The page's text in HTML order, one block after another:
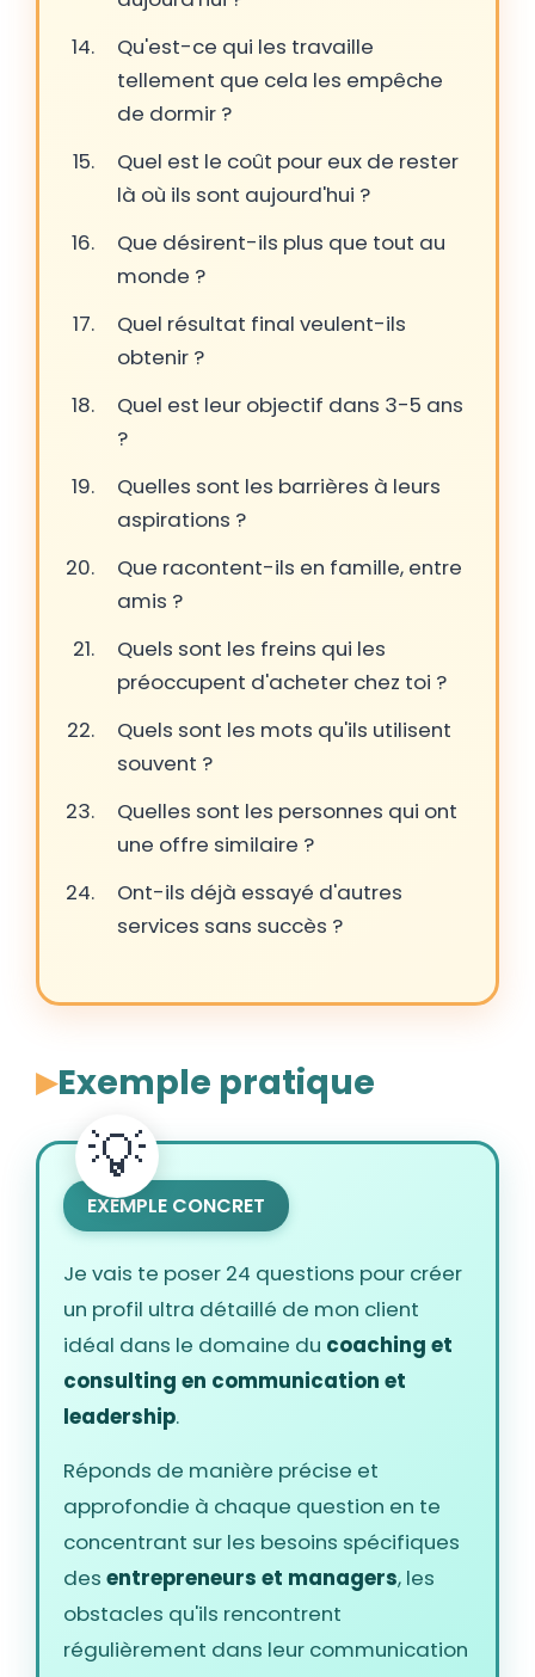
Qu'est-ce qui les travaille
tellement que cela les empêche
de dormir ?
Quel est le coût pour eux de rester
là où ils sont aujourd'hui ?
Que désirent-ils plus que tout au
monde ?
Quel résultat final veulent-ils
obtenir ?
Quel est leur objectif dans 3-5 ans
?
Quelles sont les barrières à leurs
aspirations ?
Que racontent-ils en famille, entre
amis ?
Quels sont les freins qui les
préoccupent d'acheter chez toi ?
Quels sont les mots qu'ils utilisent
souvent ?
Quelles sont les personnes qui ont
une offre similaire ?
Ont-ils déjà essayé d'autres
services sans succès ?
Exemple pratique
EXEMPLE CONCRET
Je vais te poser 24 questions pour créer
un profil ultra détaillé de mon client
idéal dans le domaine du coaching et
consulting en communication et
leadership.
Réponds de manière précise et
approfondie à chaque question en te
concentrant sur les besoins spécifiques
des entrepreneurs et managers, les
obstacles qu'ils rencontrent
régulièrement dans leur communication